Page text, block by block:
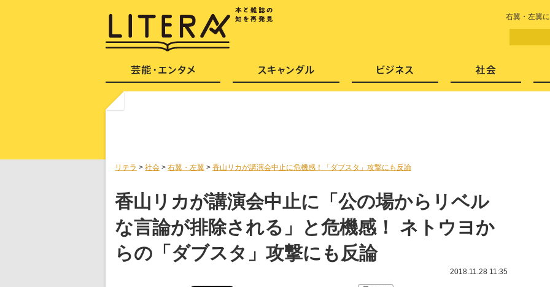
右翼・左翼
リテラ > 社会 > 右翼・左翼 > 香山リカが講演会中止に危機感！「ダブスタ」攻撃にも反論
香山リカが講演会中止に「公の場からリベル
な言論が排除される」と危機感！ ネトウヨか
らの「ダブスタ」攻撃にも反論
2018.11.28 11:35
芸能・エンタメ スキャンダル